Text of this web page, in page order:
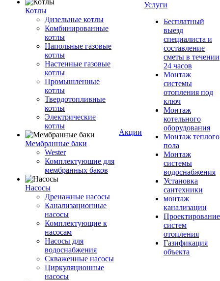
Котлы
Дизельные котлы
Комбинированные
котлы
Напольные газовые
котлы
Настенные газовые
котлы
Промышленные
котлы
Твердотопливные
котлы
Электрические
котлы
Мембранные баки
Wester
Комплектуюшие для
мембранных баков
Насосы
Дренажные насосы
Канализационные
насосы
Комплектующие к
насосам
Насосы для
водоснабжения
Скваженные насосы
Циркуляционные
насосы
Акции
Услуги
Бесплатный
выезд
специалиста и
составление
сметы в течении
24 часов
Монтаж
системы
отопления под
ключ
Монтаж
котельного
оборудования
Монтаж теплого
пола
Монтаж
системы
водоснабжения
Установка
сантехники
монтаж
канализации
Проектирование
систем
отопления
Газификация
объекта